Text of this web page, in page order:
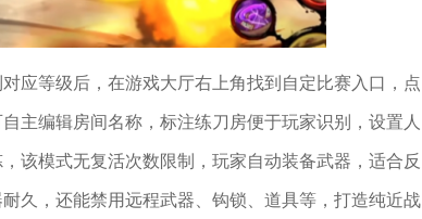
应等级后，在游戏大厅右上角找到自定比赛入口，点
主编辑房间名称，标注练刀房便于玩家识别，设置人
该模式无复活次数限制，玩家自动装备武器，适合反
久，还能禁用远程武器、钩锁、道具等，打造纯近战